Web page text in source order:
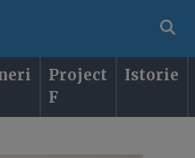
Project
F
Istorie